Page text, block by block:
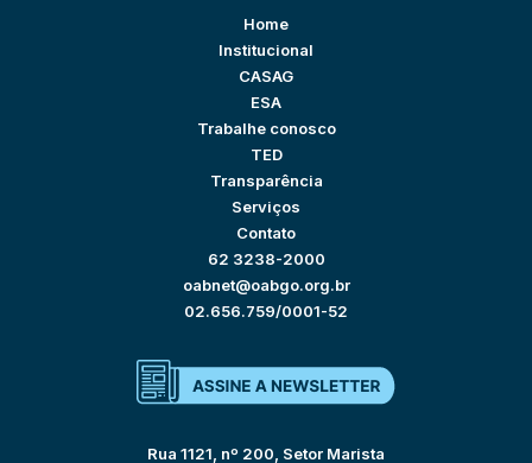
Home
Institucional
CASAG
ESA
Trabalhe conosco
TED
Transparência
Serviços
Contato
62 3238-2000
oabnet@oabgo.org.br
02.656.759/0001-52
Rua 1121, nº 200, Setor Marista